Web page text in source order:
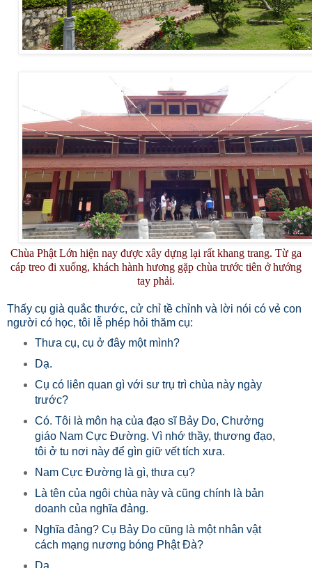
Chùa Phật Lớn hiện nay được xây dựng lại rất khang trang. Từ ga
cáp treo đi xuống, khách hành hương gặp chùa trước tiên ở hướng
tay phải.
Thấy cụ già quắc thước, cử chỉ tề chỉnh và lời nói có vẻ con
người có học, tôi lễ phép hỏi thăm cụ:
Thưa cụ, cụ ở đây một mình?
Dạ.
Cụ có liên quan gì với sư trụ trì chùa này ngày
trước?
Có. Tôi là môn hạ của đạo sĩ Bảy Do, Chưởng
giáo Nam Cực Đường. Vì nhớ thầy, thương đạo,
tôi ở tu nơi này để gìn giữ vết tích xưa.
Nam Cực Đường là gì, thưa cụ?
Là tên của ngôi chùa này và cũng chính là bản
doanh của nghĩa đảng.
Nghĩa đảng? Cụ Bảy Do cũng là một nhân vật
cách mạng nương bóng Phật Đà?
Dạ.